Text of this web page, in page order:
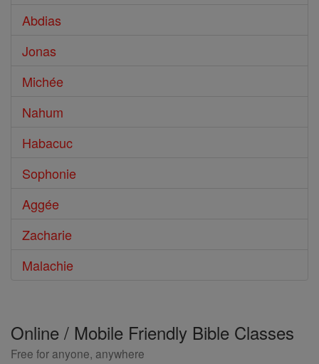
Abdias
Jonas
Michée
Nahum
Habacuc
Sophonie
Aggée
Zacharie
Malachie
Online / Mobile Friendly Bible Classes
Free for anyone, anywhere